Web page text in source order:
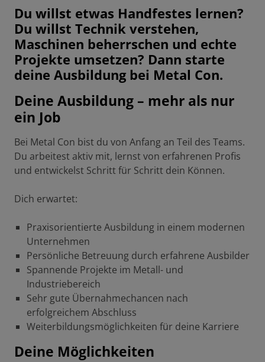
Du willst etwas Handfestes lernen?
Du willst Technik verstehen,
Maschinen beherrschen und echte
Projekte umsetzen? Dann starte
deine Ausbildung bei Metal Con.
Deine Ausbildung – mehr als nur
ein Job
Bei Metal Con bist du von Anfang an Teil des Teams.
Du arbeitest aktiv mit, lernst von erfahrenen Profis
und entwickelst Schritt für Schritt dein Können.
Dich erwartet:
Praxisorientierte Ausbildung in einem modernen
Unternehmen
Persönliche Betreuung durch erfahrene Ausbilder
Spannende Projekte im Metall- und
Industriebereich
Sehr gute Übernahmechancen nach
erfolgreichem Abschluss
Weiterbildungsmöglichkeiten für deine Karriere
Deine Möglichkeiten